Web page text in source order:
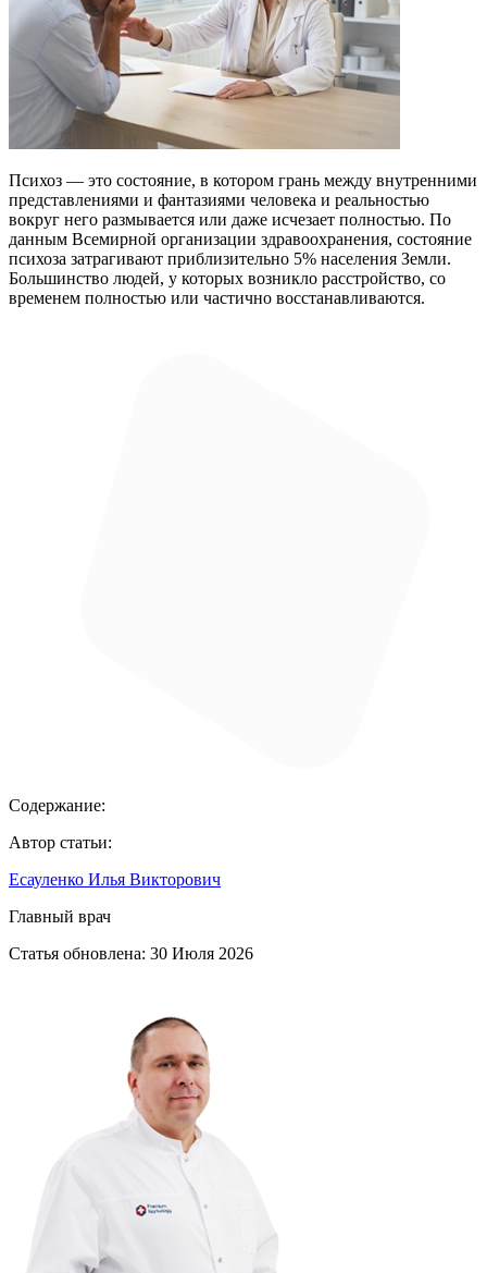
Психоз — это состояние, в котором грань между внутренними
представлениями и фантазиями человека и реальностью
вокруг него размывается или даже исчезает полностью. По
данным Всемирной организации здравоохранения, состояние
психоза затрагивают приблизительно 5% населения Земли.
Большинство людей, у которых возникло расстройство, со
временем полностью или частично восстанавливаются.
Содержание:
Автор статьи:
Есауленко Илья Викторович
Главный врач
Статья обновлена: 30 Июля 2026